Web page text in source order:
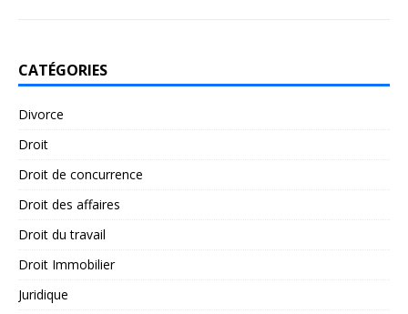
CATÉGORIES
Divorce
Droit
Droit de concurrence
Droit des affaires
Droit du travail
Droit Immobilier
Juridique